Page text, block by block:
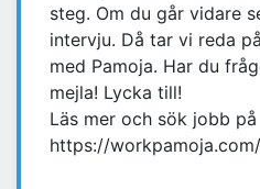
steg. Om du går vidare
intervju. Då tar vi reda
med Pamoja. Har du
mejla! Lycka till!
Läs mer och sök jobb på
https://